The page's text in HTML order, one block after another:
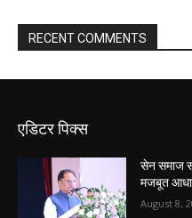
RECENT COMMENTS
एडिटर पिक्स
सेन समाज
मजबूत
August 8,